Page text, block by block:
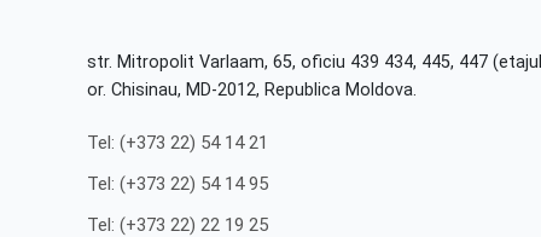
str. Mitropolit Varlaam, 65, oficiu 439 434, 445, 447
or. Chisinau, MD-2012, Republica Moldova.
Tel: (+373 22) 54 14 21
Tel: (+373 22) 54 14 95
Tel: (+373 22) 22 19 25